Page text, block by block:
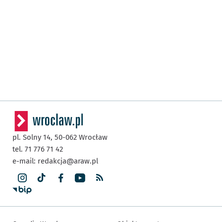
pl. Solny 14, 50-062 Wrocław
tel. 71 776 71 42
e-mail: redakcja@araw.pl